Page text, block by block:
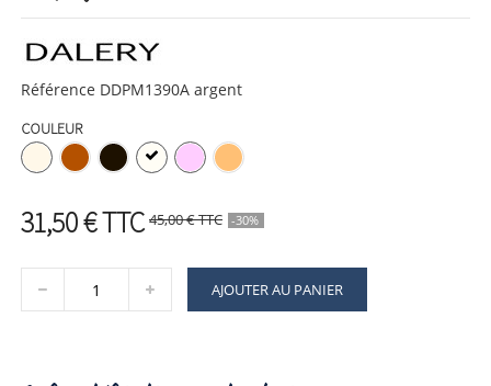
Référence DDPM1390A argent
COULEUR
45,00 €TTC
31,50 €TTC -30%
AJOUTER AU PANIER